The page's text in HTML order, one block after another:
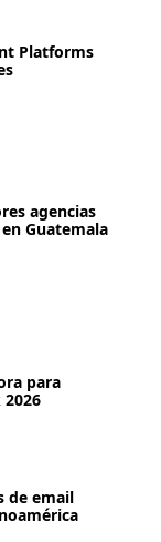
Platforms
agencias
Guatemala
para
de email